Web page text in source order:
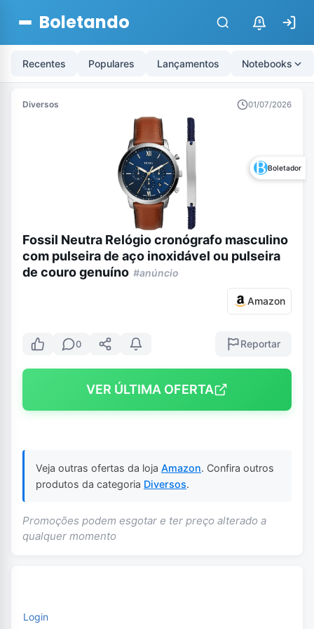
Boletando $
Recentes Populares Lançamentos Notebooks
Diversos 01/07/2026
Boletador
Fossil Neutra Relógio cronógrafo masculino
com pulseira de aço inoxidável ou pulseira
de couro genuíno #anúncio
Amazon
0 Reportar
VER ÚLTIMA OFERTA
Veja outras ofertas da loja Amazon. Confira outros
produtos da categoria Diversos.
Promoções podem esgotar e ter preço alterado a
qualquer momento
Login